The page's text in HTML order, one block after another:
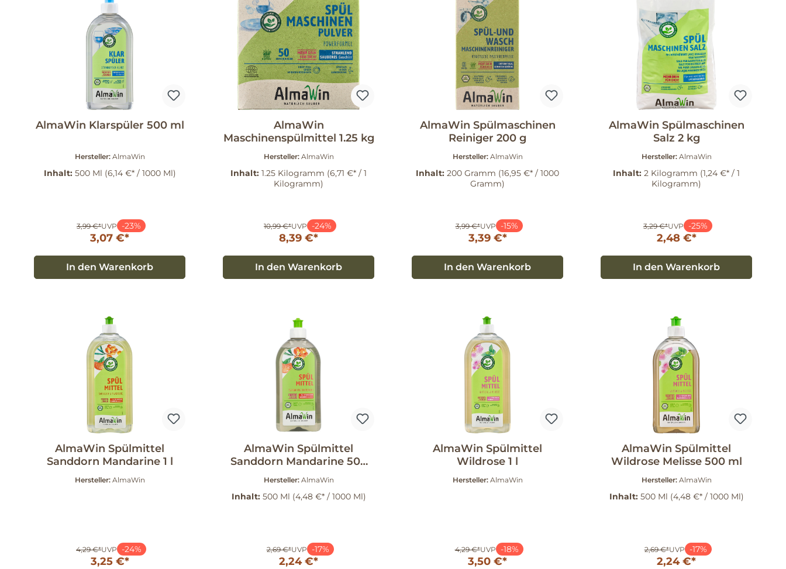
AlmaWin Klarspüler 500 ml
Hersteller: AlmaWin
Inhalt: 500 Ml (6,14 €* / 1000 Ml)
3,99 €*UVP -23%
3,07 €*
In den Warenkorb
AlmaWin
Maschinenspülmittel 1.25 kg
Hersteller: AlmaWin
Inhalt: 1.25 Kilogramm (6,71 €* / 1
Kilogramm)
10,99 €*UVP -24%
8,39 €*
In den Warenkorb
AlmaWin Spülmaschinen
Reiniger 200 g
Hersteller: AlmaWin
Inhalt: 200 Gramm (16,95 €* / 1000
Gramm)
3,99 €*UVP -15%
3,39 €*
In den Warenkorb
AlmaWin Spülmaschinen
Salz 2 kg
Hersteller: AlmaWin
Inhalt: 2 Kilogramm (1,24 €* / 1
Kilogramm)
3,29 €*UVP -25%
2,48 €*
In den Warenkorb
AlmaWin Spülmittel
Sanddorn Mandarine 1 l
Hersteller: AlmaWin
4,29 €*UVP -24%
3,25 €*
AlmaWin Spülmittel
Sanddorn Mandarine 500
ml
Hersteller: AlmaWin
Inhalt: 500 Ml (4,48 €* / 1000 Ml)
2,69 €*UVP -17%
2,24 €*
AlmaWin Spülmittel
Wildrose 1 l
Hersteller: AlmaWin
4,29 €*UVP -18%
3,50 €*
AlmaWin Spülmittel
Wildrose Melisse 500 ml
Hersteller: AlmaWin
Inhalt: 500 Ml (4,48 €* / 1000 Ml)
2,69 €*UVP -17%
2,24 €*